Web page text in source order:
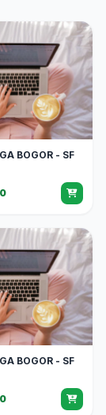
BOGOR - SF
BOGOR - SF